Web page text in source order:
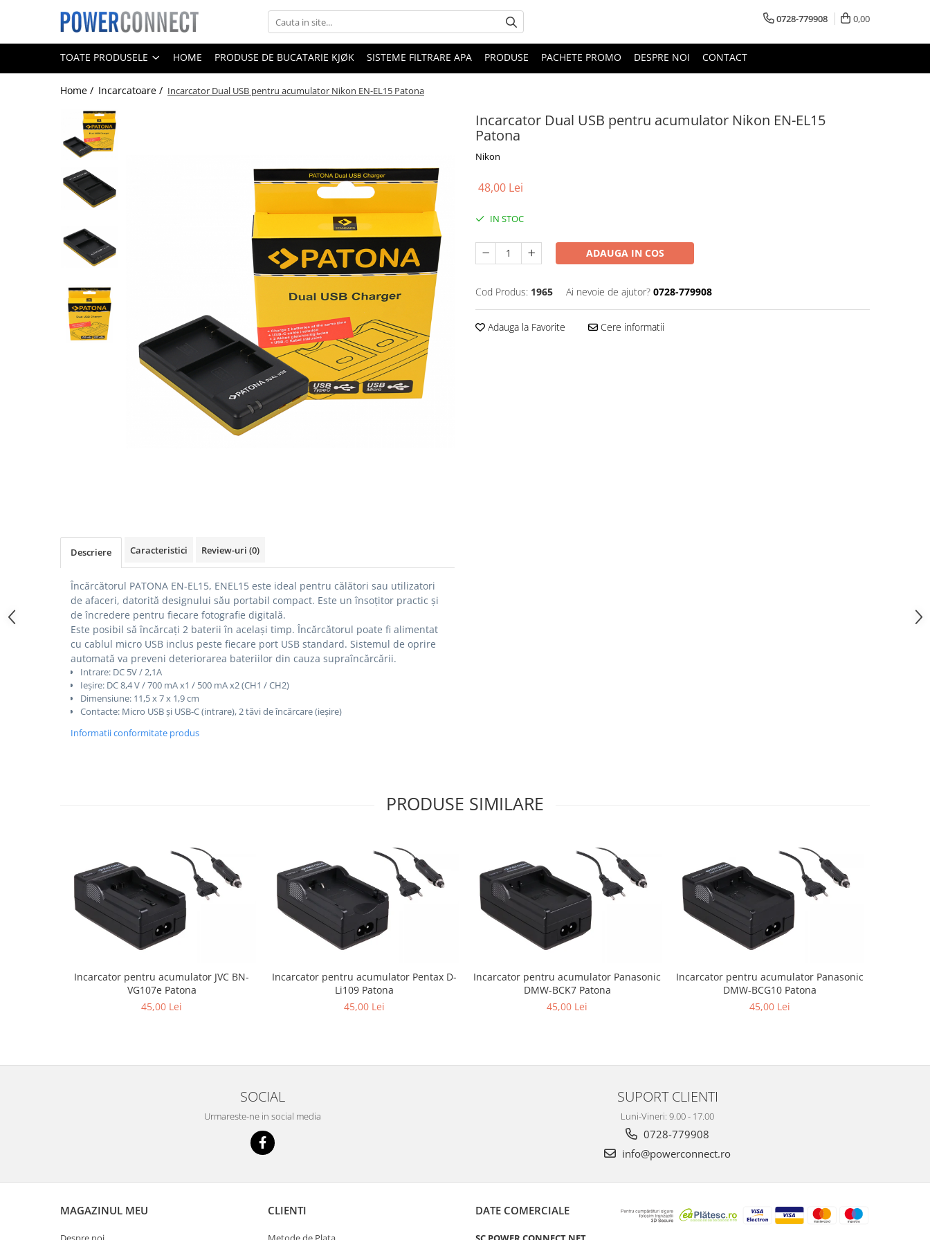
Toate Produsele
Sisteme filtrare apa
Sisteme filtrare apa
Aparate foto
Camere video
Telefoane mobile
POS/Scanere coduri de bare
Scule electrice
Telefoane mobile
Produse de bucatarie kjøk
Accesorii kjøk
Pachete Promo
Incarcatoare & acumulatori
Custi aparate foto-video
Incarcatoare auto
Telefoane mobile
0728-779908 0,00
TOATE PRODUSELE HOME PRODUSE DE BUCATARIE KJØK SISTEME FILTRARE APA PRODUSE PACHETE PROMO DESPRE NOI CONTACT
Home / Incarcatoare / Incarcator Dual USB pentru acumulator Nikon EN-EL15 Patona
Incarcator Dual USB pentru acumulator Nikon EN-EL15
Patona
Nikon
48,00 Lei
IN STOC
ADAUGA IN COS
Cod Produs: 1965 Ai nevoie de ajutor? 0728-779908
Adauga la Favorite Cere informatii
Descriere Caracteristici Review-uri (0)
Încărcătorul PATONA EN-EL15, ENEL15 este ideal pentru călători sau utilizatori
de afaceri, datorită designului său portabil compact. Este un însoțitor practic și
de încredere pentru fiecare fotografie digitală.
Este posibil să încărcați 2 baterii în același timp. Încărcătorul poate fi alimentat
cu cablul micro USB inclus peste fiecare port USB standard. Sistemul de oprire
automată va preveni deteriorarea bateriilor din cauza supraîncărcării.
Intrare: DC 5V / 2,1A
Ieșire: DC 8,4 V / 700 mA x1 / 500 mA x2 (CH1 / CH2)
Dimensiune: 11,5 x 7 x 1,9 cm
Contacte: Micro USB și USB-C (intrare), 2 tăvi de încărcare (ieșire)
Informatii conformitate produs
PRODUSE SIMILARE
Incarcator pentru acumulator JVC BN-
VG107e Patona
45,00 Lei
Incarcator pentru acumulator Pentax D-
Li109 Patona
45,00 Lei
Incarcator pentru acumulator Panasonic
DMW-BCK7 Patona
45,00 Lei
Incarcator pentru acumulator Panasonic
DMW-BCG10 Patona
45,00 Lei
SOCIAL
Urmareste-ne in social media
SUPORT CLIENTI
Luni-Vineri: 9.00 - 17.00
0728-779908
info@powerconnect.ro
MAGAZINUL MEU CLIENTI DATE COMERCIALE